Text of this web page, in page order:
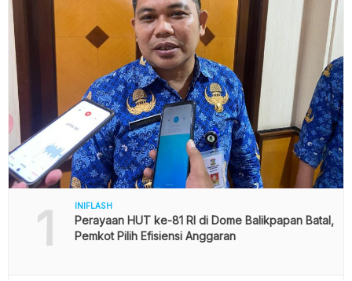
1 INIFLASH
Perayaan HUT ke-81 RI di Dome Balikpapan Batal,
Pemkot Pilih Efisiensi Anggaran